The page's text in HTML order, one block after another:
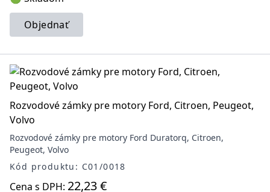
Objednať
Rozvodové zámky pre motory Ford, Citroen, Peugeot,
Volvo
Rozvodové zámky pre motory Ford Duratorq, Citroen,
Peugeot, Volvo
Kód produktu: C01/0018
Cena s DPH: 22,23 €